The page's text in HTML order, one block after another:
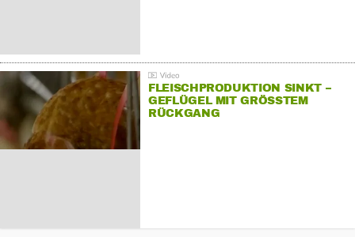
FLEISCHPRODUKTION SINKT –
GEFLÜGEL MIT GRÖSSTEM R
ÜCKGANG